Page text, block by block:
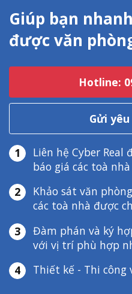
Giúp bạn
được văn
Hotline:
Gửi
1
Liên hệ Cyber
báo giá các toà
2
Khảo sát văn
các toà nhà được
3
Đàm phán và ký
với vị trí phù hợp
4
Thiết kế - Thi công